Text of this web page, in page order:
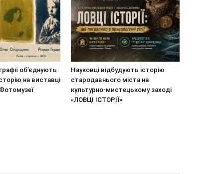
об’єднують
на виставці
Науковці відбудують історію
стародавнього міста на
культурно-мистецькому заході
«ЛОВЦІ ІСТОРІЇ»